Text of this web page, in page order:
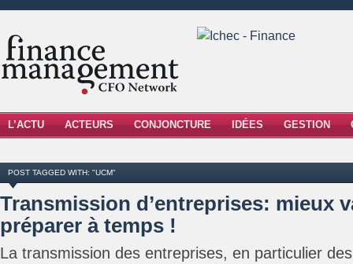
L’ACTU ACTEURS CONJONCTURE IDÉES GESTION
POST TAGGED WITH: "UCM"
Transmission d’entreprises: mieux
préparer à temps !
La transmission des entreprises, en particulier